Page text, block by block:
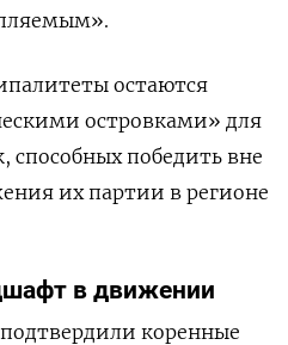
остаются
островками» для
способных победить вне
их партии в регионе
в движении
коренные